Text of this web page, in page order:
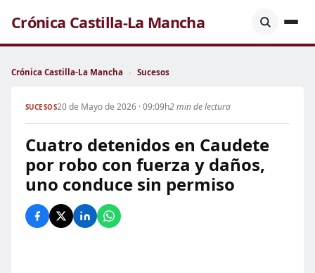
Crónica Castilla-La Mancha
Crónica Castilla-La Mancha › Sucesos
SUCESOS20 de Mayo de 2026 · 09:09h2 min de lectura
Cuatro detenidos en Caudete
por robo con fuerza y daños,
uno conduce sin permiso